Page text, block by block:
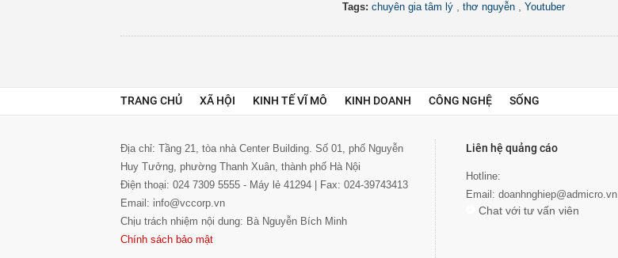
Tags: chuyên gia tâm lý thơ nguyễn Youtuber
TRANG CHỦ XÃ HỘI KINH TẾ VĨ MÔ KINH DOANH CÔNG NGHỆ SỐNG
Địa chỉ: Tầng 21, tòa nhà Center Building. Số 01, phố Nguyễn
Huy Tưởng, phường Thanh Xuân, thành phố Hà Nội
Điện thoại: 024 7309 5555 - Máy lẻ 41294 | Fax: 024-39743413
Email: info@vccorp.vn
Chịu trách nhiệm nội dung: Bà Nguyễn Bích Minh
Chính sách bảo mật
Liên hệ quảng cáo
Hotline:
Email: doanhnghiep@admicro.vn
Chat với tư vấn viên